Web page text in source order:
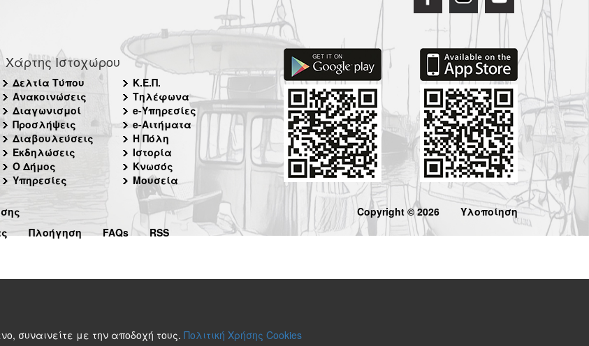
Χάρτης Ιστοχώρου
Δελτία Τύπου
Ανακοινώσεις
Διαγωνισμοί
Προσλήψεις
Διαβουλεύσεις
Εκδηλώσεις
Ο Δήμος
Υπηρεσίες
Κ.Ε.Π.
Τηλέφωνα
e-Υπηρεσίες
e-Αιτήματα
Η Πόλη
Ιστορία
Κνωσός
Μουσεία
Πλοήγηση FAQs RSS
Copyright © 2026 Υλοποίηση
συναινείτε με την αποδοχή τους. Πολιτική Χρήσης Cookies